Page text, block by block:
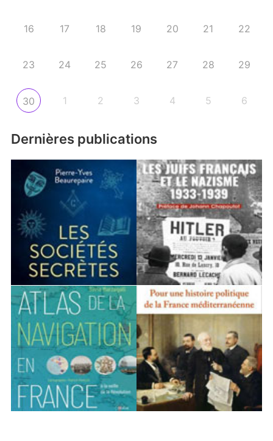
16 17 18 19 20 21 22
23 24 25 26 27 28 29
30 1 2 3 4 5 6
Dernières publications